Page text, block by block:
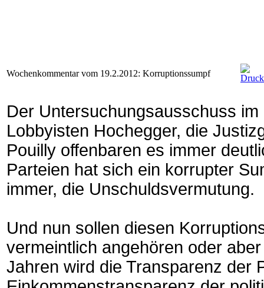
Wochenkommentar vom 19.2.2012: Korruptionssumpf
Der Untersuchungsausschuss
Lobbyisten Hochegger, die
Pouilly offenbaren es immer
Parteien hat sich ein korrupter
immer, die Unschuldsvermutung.
Und nun sollen diesen
vermeintlich angehören oder
Jahren wird die Transparenz der